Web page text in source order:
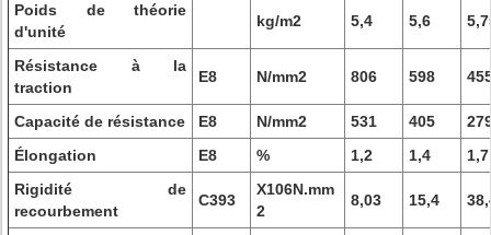
Poids de théorie
d'unité
kg/m2 5,4 5,6
Résistance à la
traction
E8 N/mm2 806 598
Capacité de résistance E8 N/mm2 531 405
Élongation
E8 % 1,2 1,4
1,7
Rigidité de
recourbement
C393
X106N.mm
2
8,03 15,4